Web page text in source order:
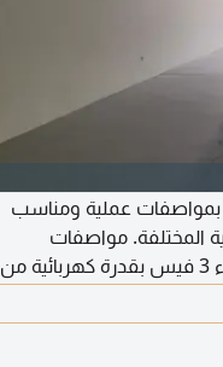
عجمان 1 مستودع بمواصفات عملية ومناسب
المختلفة. مواصفات
المستودع: شبرات صناعية مع ميزانين. كهرباء 3 فيس بقدرة كهربائية من
والأعمال المختلفة. موقع